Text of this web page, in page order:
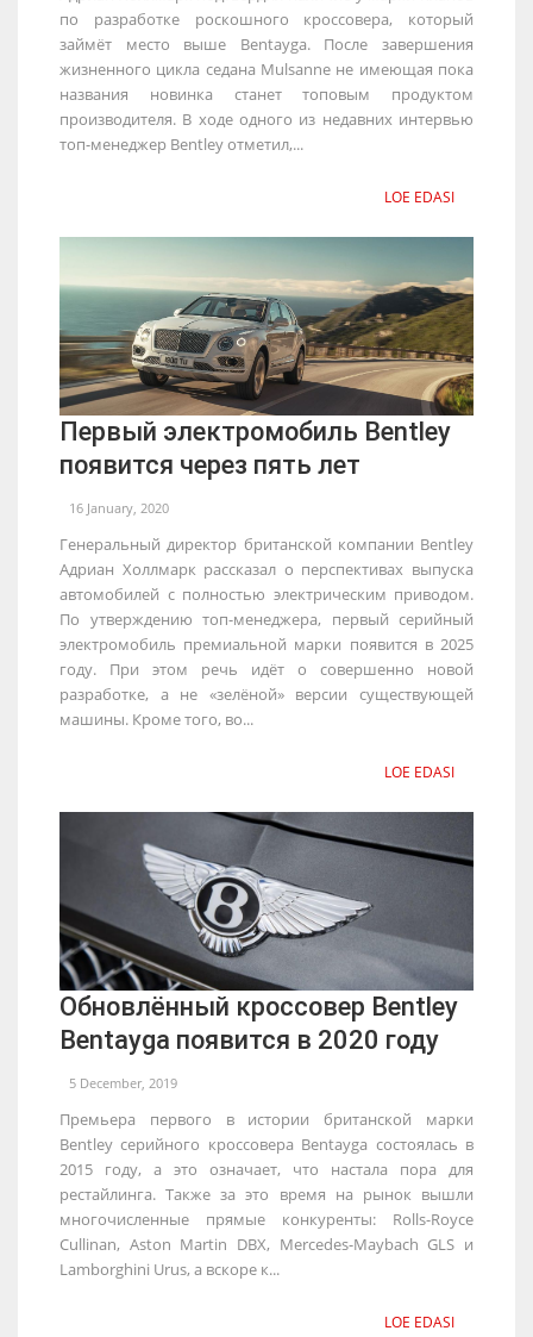
по разработке роскошного кроссовера, который
займёт место выше Bentayga. После завершения
жизненного цикла седана Mulsanne не имеющая пока
названия новинка станет топовым продуктом
производителя. В ходе одного из недавних интервью
топ-менеджер Bentley отметил,...
LOE EDASI
Первый электромобиль Bentley
появится через пять лет
16 January, 2020
Генеральный директор британской компании Bentley
Адриан Холлмарк рассказал о перспективах выпуска
автомобилей с полностью электрическим приводом.
По утверждению топ-менеджера, первый серийный
электромобиль премиальной марки появится в 2025
году. При этом речь идёт о совершенно новой
разработке, а не «зелёной» версии существующей
машины. Кроме того, во...
LOE EDASI
Обновлённый кроссовер Bentley
Bentayga появится в 2020 году
5 December, 2019
Премьера первого в истории британской марки
Bentley серийного кроссовера Bentayga состоялась в
2015 году, а это означает, что настала пора для
рестайлинга. Также за это время на рынок вышли
многочисленные прямые конкуренты: Rolls-Royce
Cullinan, Aston Martin DBX, Mercedes-Maybach GLS и
Lamborghini Urus, а вскоре к...
LOE EDASI